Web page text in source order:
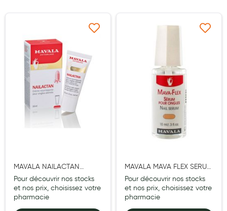
Crème solaire - Visage et corps
Préservatifs - Gels lubrifiants
Accessoires, coutellerie, brosserie
Bouillottes
Parfums et bougies d'ambiance
Huiles
Mon bébé
Soins bébé
MAVALA NAILACTAN
CREME NOURRISSANTE
ONGLES 15ML
Pour découvrir nos stocks
et nos prix, choisissez votre
pharmacie
Ajouter à ma liste d’envie
MAVALA MAVA FLEX SERUM
ONGLES 10ML
Pour découvrir nos stocks
et nos prix, choisissez votre
pharmacie
Ajouter à ma liste